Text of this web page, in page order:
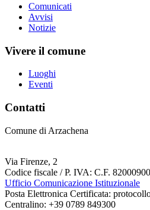
Comunicati
Avvisi
Notizie
Vivere il comune
Luoghi
Eventi
Contatti
Comune di Arzachena
Via Firenze, 2
Codice fiscale / P. IVA: C.F.
Ufficio Comunicazione Istituzionale
Posta Elettronica Certificata:
Centralino: +39 0789 849300